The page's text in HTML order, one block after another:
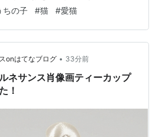
様で、表からも裏からもお楽しみ
内容・本体カラー：ブラック・バ
縁／アンティーク・ゴールド縁取
裏面：花の油絵風カラーアート
・デコレーション・パーツ ランダ
箇所にデコレートして…
ちの子 #猫 #愛猫
onはてなブログ • 33分前
ネサンス肖像画ティーカップ
！